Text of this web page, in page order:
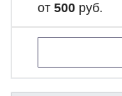
от 500 руб.